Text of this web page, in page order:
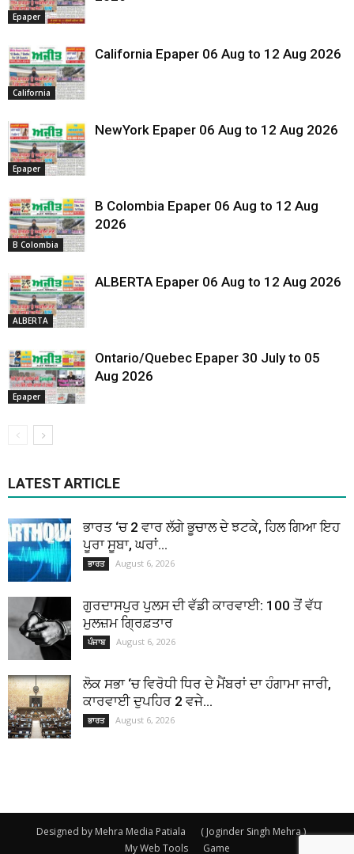
Epaper
California
California Epaper 06 Aug to 12 Aug 2026
Epaper
NewYork Epaper 06 Aug to 12 Aug 2026
B Colombia
B Colombia Epaper 06 Aug to 12 Aug
2026
ALBERTA
ALBERTA Epaper 06 Aug to 12 Aug 2026
Epaper
Ontario/Quebec Epaper 30 July to 05
Aug 2026
LATEST ARTICLE
ਭਾਰਤ ‘ਚ 2 ਵਾਰ ਲੱਗੇ ਭੂਚਾਲ ਦੇ ਝਟਕੇ, ਹਿਲ ਗਿਆ ਇਹ
ਪੂਰਾ ਸੂਬਾ, ਘਰਾਂ...
ਭਾਰਤ August 6, 2026
ਗੁਰਦਾਸਪੁਰ ਪੁਲਸ ਦੀ ਵੱਡੀ ਕਾਰਵਾਈ: 100 ਤੋਂ ਵੱਧ
ਮੁਲਜ਼ਮ ਗ੍ਰਿਫ਼ਤਾਰ
ਪੰਜਾਬ August 6, 2026
ਲੋਕ ਸਭਾ ‘ਚ ਵਿਰੋਧੀ ਧਿਰ ਦੇ ਮੈਂਬਰਾਂ ਦਾ ਹੰਗਾਮਾ ਜਾਰੀ,
ਕਾਰਵਾਈ ਦੁਪਹਿਰ 2 ਵਜੇ...
ਭਾਰਤ August 6, 2026
Designed by Mehra Media Patiala
( Joginder Singh Mehra )
My Web Tools
Game